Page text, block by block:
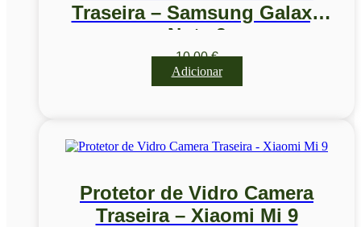
Traseira – Samsung Galaxy
Note 9
10,00€
Adicionar
Protetor de Vidro Camera
Traseira – Xiaomi Mi 9